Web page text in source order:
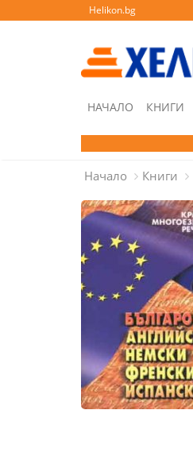
Helikon.bg
НАЧАЛО КНИГИ
Начало Книги